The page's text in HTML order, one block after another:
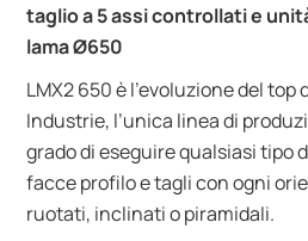
taglio a 5 assi controllati e
lama Ø650
LMX2 650 è l’evoluzione del top
Industrie, l’unica linea di
grado di eseguire qualsiasi tipo
facce profilo e tagli con ogni
ruotati, inclinati o piramidali.